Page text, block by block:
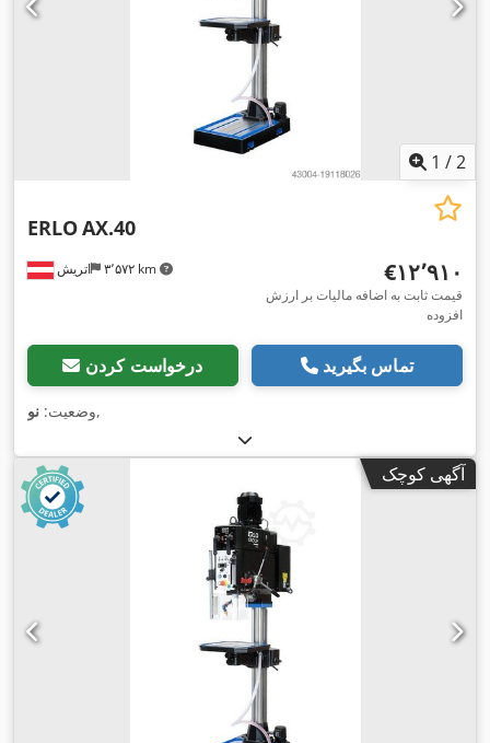
1 /2
اتریش ۳٬۵۷۲ km
ERLOAX.40
‎€۱۲٬۹۱۰
قیمت ثابت به اضافه مالیات بر ارزش
افزوده
درخواست کردن تماس بگیرید
وضعیت: نو ,
آگهی کوچک